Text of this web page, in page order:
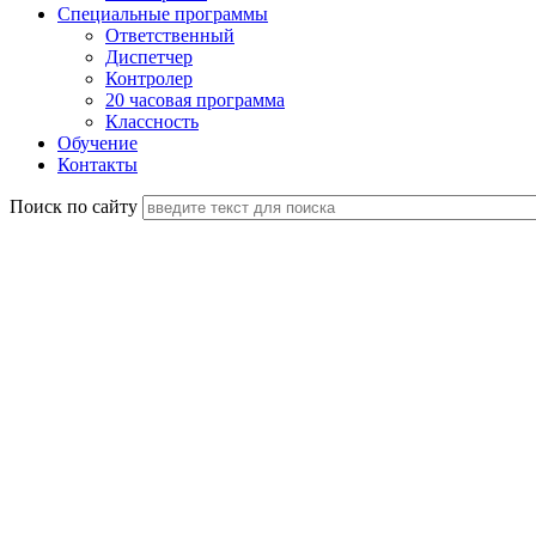
Специальные программы
Ответственный
Диспетчер
Контролер
20 часовая программа
Классность
Обучение
Контакты
Поиск по сайту